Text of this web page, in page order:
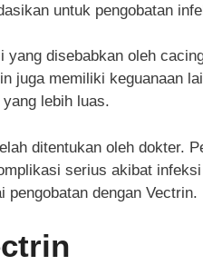
untuk pengobatan
disebabkan oleh
juga memiliki keguanaan
lebih luas.
ditentukan oleh dokter.
serius akibat
pengobatan dengan Vectrin.